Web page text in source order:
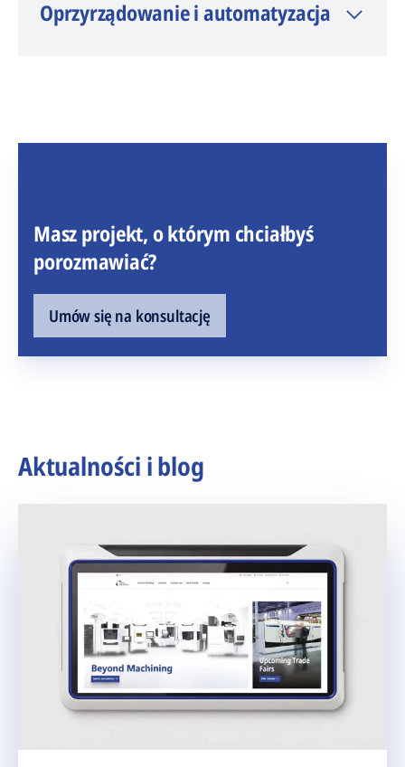
Oprzyrządowanie i automatyzacja
Masz projekt, o którym chciałbyś
porozmawiać?
Umów się na konsultację
Aktualności i blog